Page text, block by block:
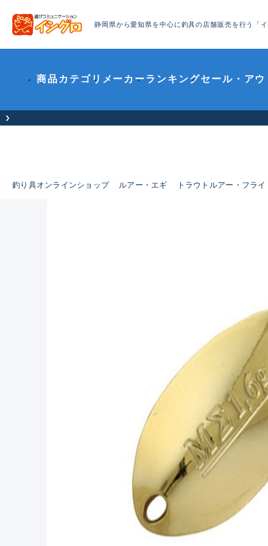
静岡県から愛知県を中心に釣具の店舗販売を行う「
商品カテゴリ メーカーランキングセール・アウ
釣り具オンラインショップ ルアー・エギ トラウトルアー・フライ